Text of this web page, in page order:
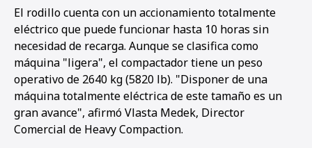
El rodillo cuenta con un accionamiento totalmente
eléctrico que puede funcionar hasta 10 horas sin
necesidad de recarga. Aunque se clasifica como
máquina "ligera", el compactador tiene un peso
operativo de 2640 kg (5820 lb). "Disponer de una
máquina totalmente eléctrica de este tamaño es un
gran avance", afirmó Vlasta Medek, Director
Comercial de Heavy Compaction.